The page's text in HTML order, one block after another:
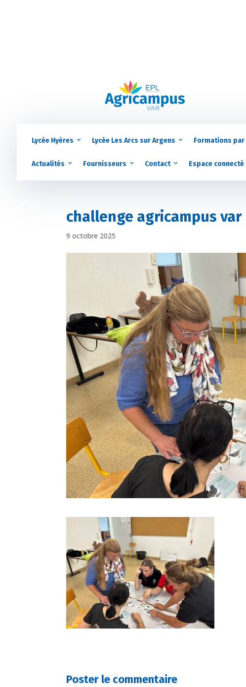
Lycée Hyères Lycée Les Arcs sur Argens Formations
Actualités Fournisseurs Contact Espace connecté
challenge agricampus var
9 octobre 2025
Poster le commentaire